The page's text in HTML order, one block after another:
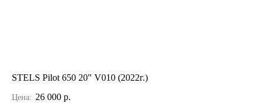
STELS Pilot 650 20" V010 (2022г.)
Цена: 26 000 р.